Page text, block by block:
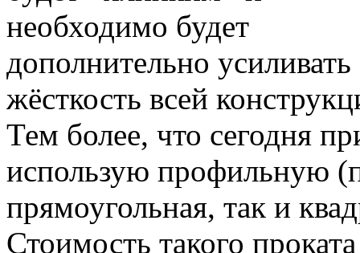
необходимо будет
дополнительно усиливать
жёсткость всей
Тем более, что сегодня
использую профильную
прямоугольная, так и
Стоимость такого